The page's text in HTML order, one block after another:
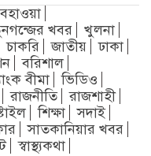
খবর
খুলনা
চাকরি জাতীয়
ঢাকা
বরিশাল
বীমা
ভিডিও
রাজনীতি
রাজশাহী
শিক্ষা
সদাই
সাতকানিয়ার খবর
স্বাস্থ্যকথা